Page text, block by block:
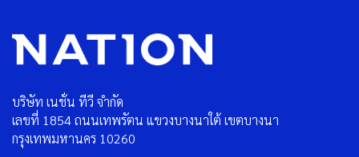
บริษัท เนชั่น ทีวี จำกัด
เลขที่ 1854 ถนนเทพรัตน แขวงบางนาใต้ เขตบางนา
กรุงเทพมหานคร 10260